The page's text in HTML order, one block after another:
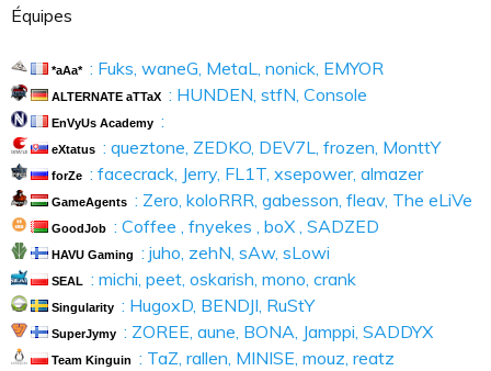
Équipes
*aAa* : Fuks, waneG, MetaL, nonick, EMYOR
ALTERNATE aTTaX : HUNDEN, stfN, Console
EnVyUs Academy :
eXtatus : queztone, ZEDKO, DEV7L, frozen, MonttY
forZe : facecrack, Jerry, FL1T, xsepower, almazer
GameAgents : Zero, koloRRR, gabesson, fleav, The eLiVe
GoodJob : Coffee , fnyekes , boX , SADZED
HAVU Gaming : juho, zehN, sAw, sLowi
SEAL : michi, peet, oskarish, mono, crank
Singularity : HugoxD, BENDJI, RuStY
SuperJymy : ZOREE, aune, BONA, Jamppi, SADDYX
Team Kinguin : TaZ, rallen, MINISE, mouz, reatz